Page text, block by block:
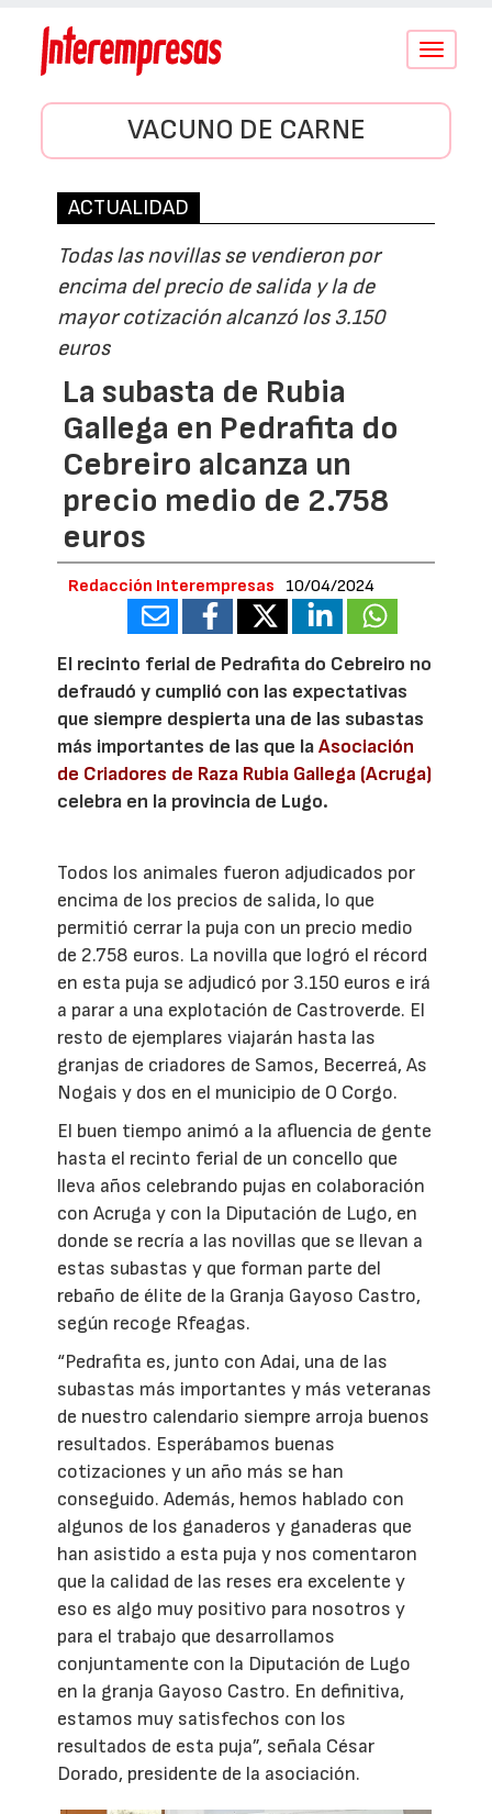
Conmutar
VACUNO DE CARNE
ACTUALIDAD
Todas las novillas se vendieron por
encima del precio de salida y la de
mayor cotización alcanzó los 3.150
euros
La subasta de Rubia
Gallega en Pedrafita do
Cebreiro alcanza un
precio medio de 2.758
euros
Redacción Interempresas 10/04/2024
El recinto ferial de Pedrafita do Cebreiro no
defraudó y cumplió con las expectativas
que siempre despierta una de las subastas
más importantes de las que laAsociación
de Criadores de Raza Rubia Gallega (Acruga)
celebra en la provincia de Lugo.
Todos los animales fueron adjudicados por
encima de los precios de salida, lo que
permitió cerrar la puja con un precio medio
de 2.758 euros. La novilla que logró el récord
en esta puja se adjudicó por 3.150 euros e irá
a parar a una explotación de Castroverde. El
resto de ejemplares viajarán hasta las
granjas de criadores de Samos, Becerreá, As
Nogais y dos en el municipio de O Corgo.
El buen tiempo animó a la afluencia de gente
hasta el recinto ferial de un concello que
lleva años celebrando pujas en colaboración
con Acruga y con la Diputación de Lugo, en
donde se recría a las novillas que se llevan a
estas subastas y que forman parte del
rebaño de élite de la Granja Gayoso Castro,
según recoge Rfeagas.
“Pedrafita es, junto con Adai, una de las
subastas más importantes y más veteranas
de nuestro calendario siempre arroja buenos
resultados. Esperábamos buenas
cotizaciones y un año más se han
conseguido. Además, hemos hablado con
algunos de los ganaderos y ganaderas que
han asistido a esta puja y nos comentaron
que la calidad de las reses era excelente y
eso es algo muy positivo para nosotros y
para el trabajo que desarrollamos
conjuntamente con la Diputación de Lugo
en la granja Gayoso Castro. En definitiva,
estamos muy satisfechos con los
resultados de esta puja”, señala César
Dorado, presidente de la asociación.